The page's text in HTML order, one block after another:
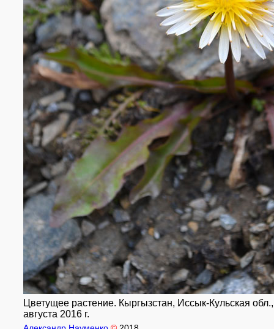
Цветущее растение. Кыргызстан, Иссык-Кульская
августа 2016 г.